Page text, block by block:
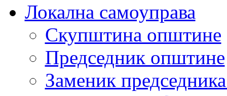
Локална самоуправа
Скупштина општинe
Председник општине
Заменик